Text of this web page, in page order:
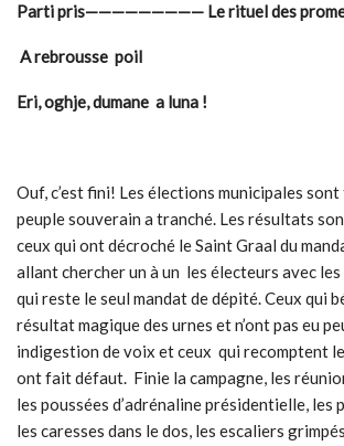
Parti pris————————— Le rituel des
A rebrousse poil
Eri, oghje, dumane a luna !
Ouf, c’est fini! Les élections municipales
peuple souverain a tranché. Les résultats
ceux qui ont décroché le Saint Graal du
allant chercher un à un les électeurs avec
qui reste le seul mandat de dépité. Ceux qui
résultat magique des urnes et n’ont pas eu
indigestion de voix et ceux qui recomptent
ont fait défaut. Finie la campagne, les
les poussées d’adrénaline présidentielle, les
les caresses dans le dos, les escaliers